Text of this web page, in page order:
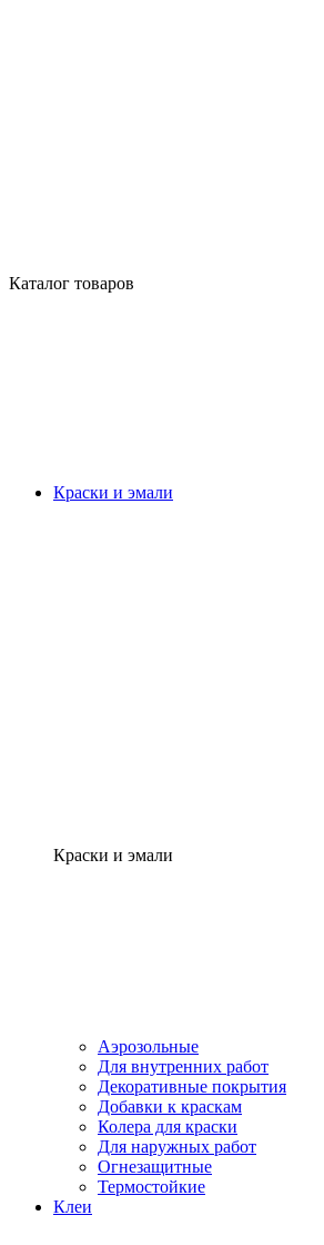
Каталог товаров
Краски и эмали
Краски и эмали
Аэрозольные
Для внутренних работ
Декоративные покрытия
Добавки к краскам
Колера для краски
Для наружных работ
Огнезащитные
Термостойкие
Клеи